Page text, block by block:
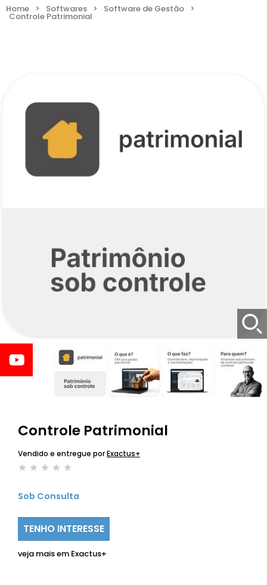
Home > Softwares > Software de Gestão >
Controle Patrimonial
Controle Patrimonial
Vendido e entregue porExactus+
Sob Consulta
TENHO INTERESSE
veja mais em Exactus+